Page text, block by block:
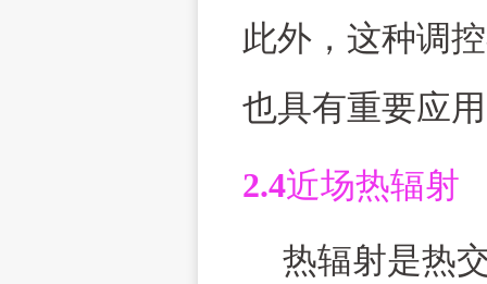
此外，这种调
也具有重要应
2.4近场热辐射
热辐射是热